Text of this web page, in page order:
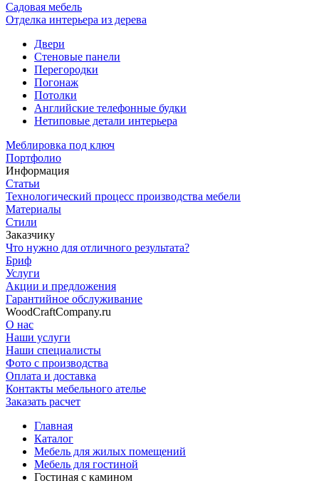
Садовая мебель
Отделка интерьера из дерева
Двери
Cтеновые панели
Перегородки
Погонаж
Потолки
Английские телефонные будки
Нетиповые детали интерьера
Меблировка под ключ
Портфолио
Информация
Статьи
Технологический процесс производства мебели
Материалы
Стили
Заказчику
Что нужно для отличного результата?
Бриф
Услуги
Акции и предложения
Гарантийное обслуживание
WoodCraftCompany.ru
О нас
Наши услуги
Наши специалисты
Фото с производства
Оплата и доставка
Контакты мебельного ателье
Заказать расчет
Главная
Каталог
Мебель для жилых помещений
Мебель для гостиной
Гостиная с камином